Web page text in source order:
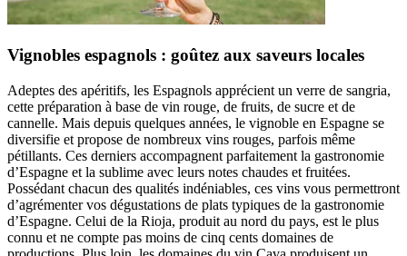
Vignobles espagnols : goûtez aux saveurs locales
Adeptes des apéritifs, les Espagnols apprécient un verre de sangria,
cette préparation à base de vin rouge, de fruits, de sucre et de
cannelle. Mais depuis quelques années, le vignoble en Espagne se
diversifie et propose de nombreux vins rouges, parfois même
pétillants. Ces derniers accompagnent parfaitement la gastronomie
d’Espagne et la sublime avec leurs notes chaudes et fruitées.
Possédant chacun des qualités indéniables, ces vins vous permettront
d’agrémenter vos dégustations de plats typiques de la gastronomie
d’Espagne. Celui de la Rioja, produit au nord du pays, est le plus
connu et ne compte pas moins de cinq cents domaines de